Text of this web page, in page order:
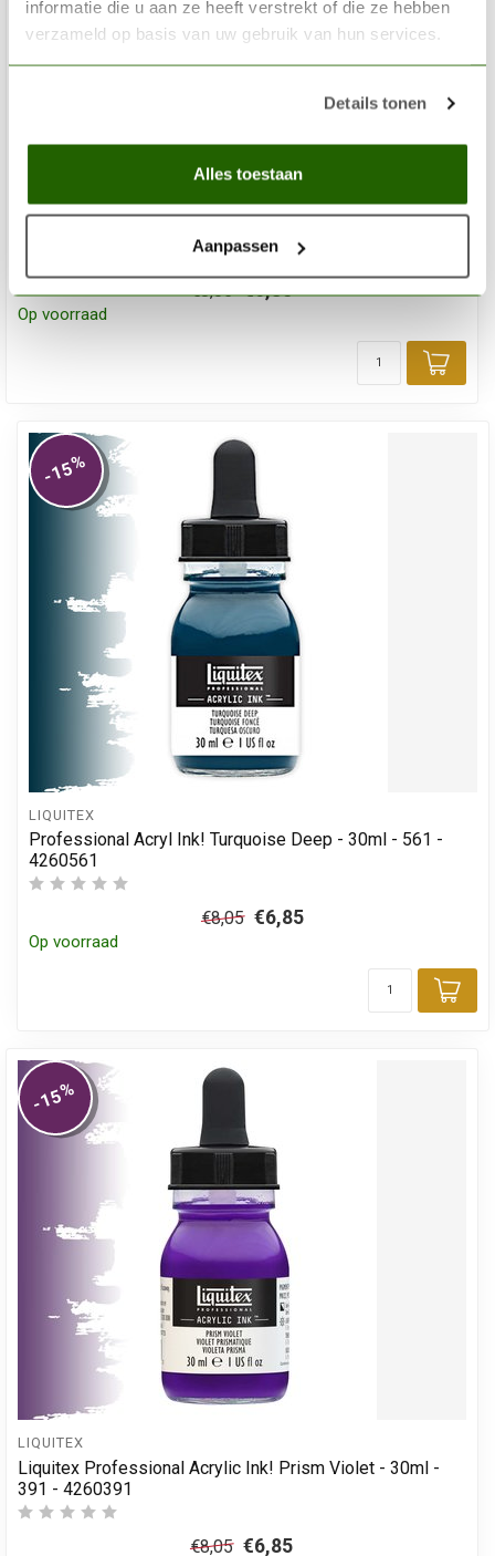
informatie die u aan ze heeft verstrekt of die ze hebben
verzameld op basis van uw gebruik van hun services.
Details tonen
Alles toestaan
Aanpassen
Liquitex Professional Acrylic Ink! Phtalo Blue Red shade -
€8,05 €6,85
Op voorraad
-15%
LIQUITEX
Professional Acryl Ink! Turquoise Deep - 30ml - 561 -
4260561
€8,05 €6,85
Op voorraad
-15%
LIQUITEX
Liquitex Professional Acrylic Ink! Prism Violet - 30ml -
391 - 4260391
€8,05 €6,85